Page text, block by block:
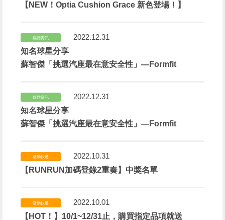
【NEW！Optia Cushion Grace 新色登場！】
媒體資訊
2022.12.31
知名球星分享
蘇智傑「挑選汽座最在意安全性」—Formfit
媒體資訊
2022.12.31
知名球星分享
蘇智傑「挑選汽座最在意安全性」—Formfit
活動快遞
2022.10.31
【RUNRUN加碼登錄2重奏】中獎名單
活動快遞
2022.10.01
【HOT！】10/1~12/31止，購買指定品項就送